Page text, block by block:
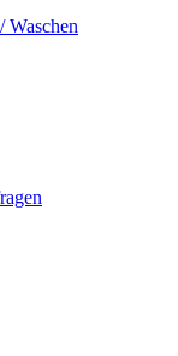
Waschen